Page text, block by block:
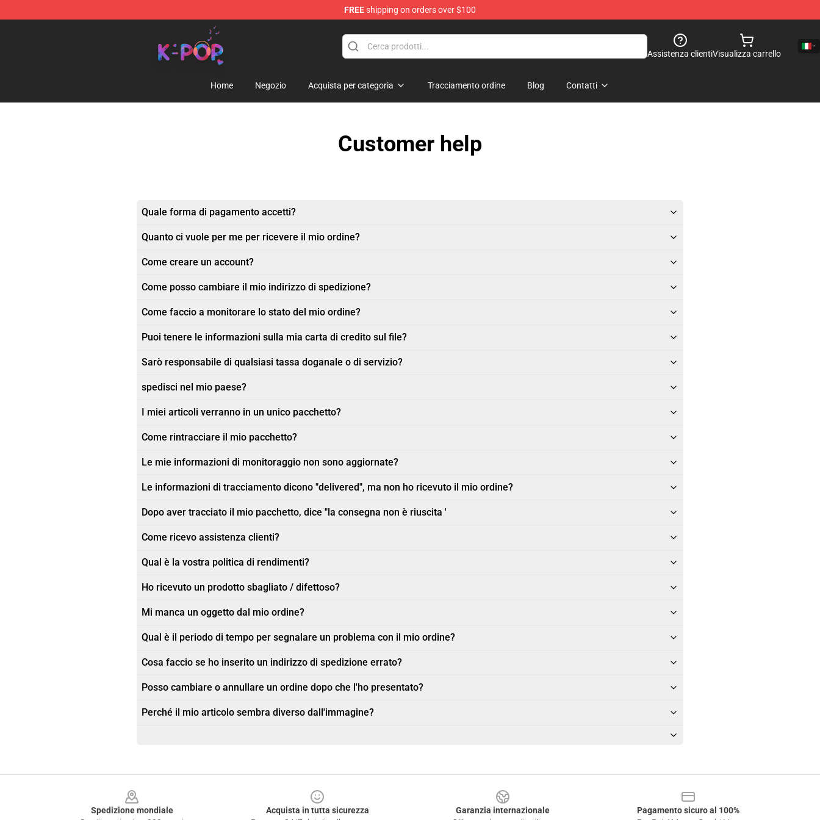
FREEshipping on orders over $100
K-pop Store - Official K-pop Merchandise Shop
Assistenza clientiVisualizza carrello
Home Negozio Acquista per categoria Tracciamento ordine Blog Contatti
Customer help
Quale forma di pagamento accetti?
Quanto ci vuole per me per ricevere il mio ordine?
Come creare un account?
Come posso cambiare il mio indirizzo di spedizione?
Come faccio a monitorare lo stato del mio ordine?
Puoi tenere le informazioni sulla mia carta di credito sul file?
Sarò responsabile di qualsiasi tassa doganale o di servizio?
spedisci nel mio paese?
I miei articoli verranno in un unico pacchetto?
Come rintracciare il mio pacchetto?
Le mie informazioni di monitoraggio non sono aggiornate?
Le informazioni di tracciamento dicono "delivered", ma non ho ricevuto il mio ordine?
Dopo aver tracciato il mio pacchetto, dice "la consegna non è riuscita '
Come ricevo assistenza clienti?
Qual è la vostra politica di rendimenti?
Ho ricevuto un prodotto sbagliato / difettoso?
Mi manca un oggetto dal mio ordine?
Qual è il periodo di tempo per segnalare un problema con il mio ordine?
Cosa faccio se ho inserito un indirizzo di spedizione errato?
Posso cambiare o annullare un ordine dopo che l'ho presentato?
Perché il mio articolo sembra diverso dall'immagine?
Spedizione mondiale
Acquista in tutta sicurezza
Garanzia internazionale
Pagamento sicuro al 100%